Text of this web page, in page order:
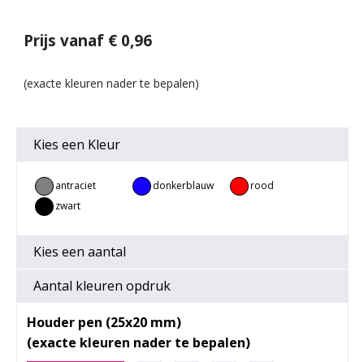
Prijs vanaf € 0,96
Kies een Kleur
antraciet donkerblauw
rood
zwart
Kies een aantal
Aantal kleuren opdruk
Houder pen (25x20 mm)